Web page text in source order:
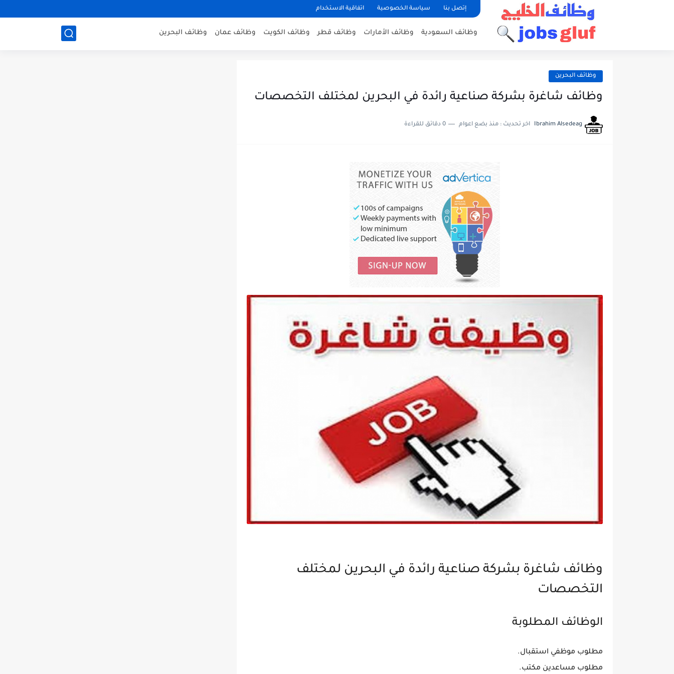
إتصل بنا سياسة الخصوصية اتفاقية الاستخدام
وظائف السعودية وظائف الأمارات وظائف قطر وظائف الكويت وظائف عمان وظائف البحرين
وظائف البحرين
وظائف شاغرة بشركة صناعية رائدة في البحرين لمختلف التخصصات
Ibrahim Alsedeag اخر تحديث : منذ بضع اعوام 0 دقائق للقراءة
وظائف شاغرة بشركة صناعية رائدة في البحرين لمختلف
التخصصات
الوظائف المطلوبة
مطلوب موظفي استقبال.
مطلوب مساعدين مكتب.